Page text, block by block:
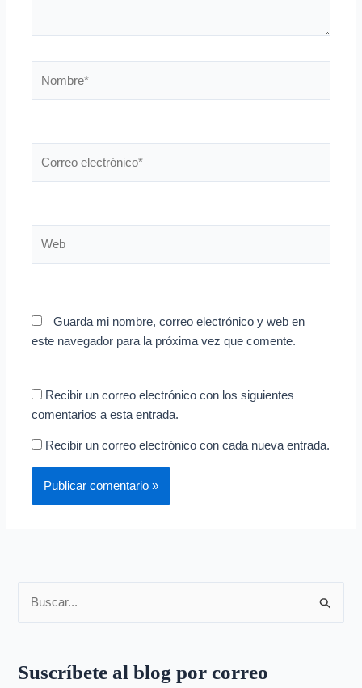
Guarda mi nombre, correo electrónico y web en
este navegador para la próxima vez que comente.
Recibir un correo electrónico con los siguientes
comentarios a esta entrada.
Recibir un correo electrónico con cada nueva entrada.
c
Suscríbete al blog por correo